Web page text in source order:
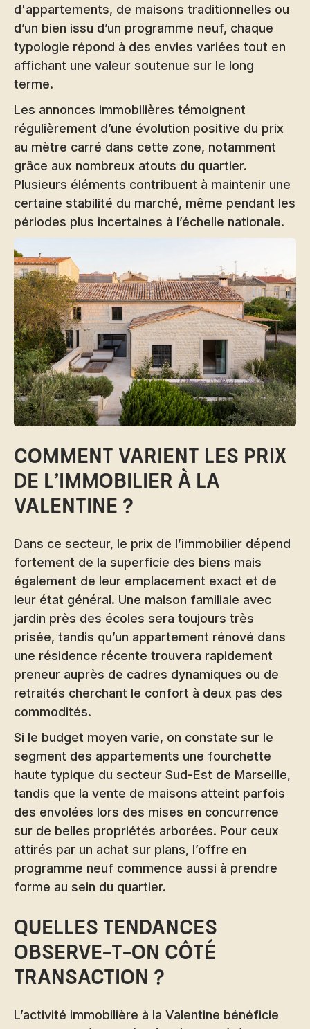
d'appartements, de maisons traditionnelles ou
d’un bien issu d’un programme neuf, chaque
typologie répond à des envies variées tout en
affichant une valeur soutenue sur le long
terme.
Les annonces immobilières témoignent
régulièrement d’une évolution positive du prix
au mètre carré dans cette zone, notamment
grâce aux nombreux atouts du quartier.
Plusieurs éléments contribuent à maintenir une
certaine stabilité du marché, même pendant les
périodes plus incertaines à l’échelle nationale.
Comment varient les prix
de l’immobilier à la
Valentine ?
Dans ce secteur, le prix de l’immobilier dépend
fortement de la superficie des biens mais
également de leur emplacement exact et de
leur état général. Une maison familiale avec
jardin près des écoles sera toujours très
prisée, tandis qu’un appartement rénové dans
une résidence récente trouvera rapidement
preneur auprès de cadres dynamiques ou de
retraités cherchant le confort à deux pas des
commodités.
Si le budget moyen varie, on constate sur le
segment des appartements une fourchette
haute typique du secteur Sud-Est de Marseille,
tandis que la vente de maisons atteint parfois
des envolées lors des mises en concurrence
sur de belles propriétés arborées. Pour ceux
attirés par un achat sur plans, l’offre en
programme neuf commence aussi à prendre
forme au sein du quartier.
Quelles tendances
observe-t-on côté
transaction ?
L’activité immobilière à la Valentine bénéficie